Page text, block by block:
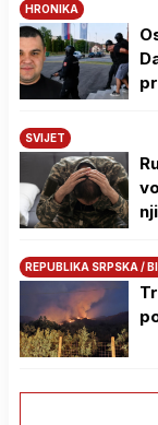
HRONIKA
SVIJET
REPUBLIKA SRPSKA /